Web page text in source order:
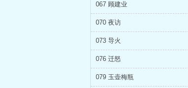
067 顾建业
070 夜访
073 导火
076 迁怒
079 玉壶梅瓶